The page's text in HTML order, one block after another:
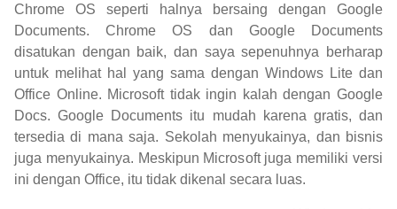
Chrome OS seperti halnya bersaing dengan Google
Documents. Chrome OS dan Google Documents
disatukan dengan baik, dan saya sepenuhnya berharap
untuk melihat hal yang sama dengan Windows Lite dan
Office Online. Microsoft tidak ingin kalah dengan Google
Docs. Google Documents itu mudah karena gratis, dan
tersedia di mana saja. Sekolah menyukainya, dan bisnis
juga menyukainya. Meskipun Microsoft juga memiliki versi
ini dengan Office, itu tidak dikenal secara luas.